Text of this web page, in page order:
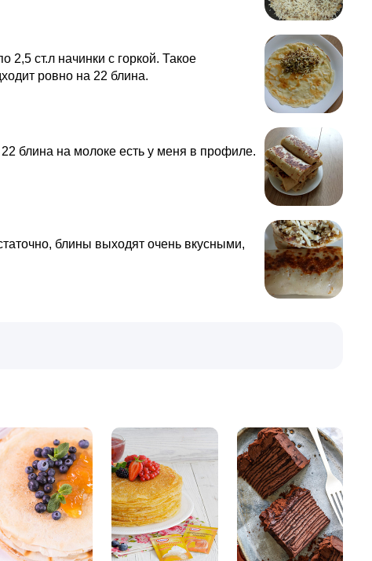
2,5 ст.л начинки с горкой. Такое
ровно на 22 блина.
22 блина на молоке есть у меня в профиле.
блины выходят очень вкусными,